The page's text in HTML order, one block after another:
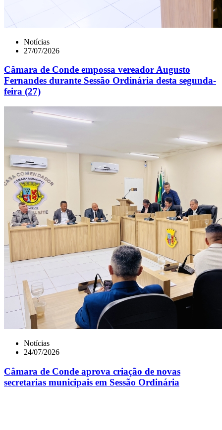
Notícias
27/07/2026
Câmara de Conde empossa vereador Augusto
Fernandes durante Sessão Ordinária desta segunda-
feira (27)
Notícias
24/07/2026
Câmara de Conde aprova criação de novas
secretarias municipais em Sessão Ordinária